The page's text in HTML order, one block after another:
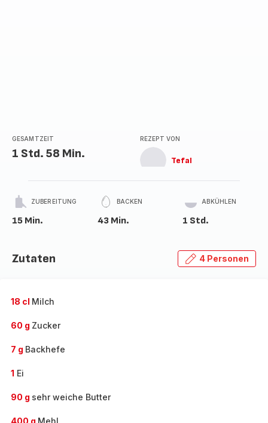
GESAMTZEIT
1 Std. 58 Min.
REZEPT VON
Tefal
ZUBEREITUNG
15 Min.
BACKEN
43 Min.
ABKÜHLEN
1 Std.
Zutaten 4 Personen
18 cl Milch
60 g Zucker
7 g Backhefe
1 Ei
90 g sehr weiche Butter
400 g Mehl